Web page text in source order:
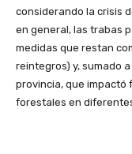
considerando la crisis
en general, las trabas
medidas que restan
reintegros) y, sumado
provincia, que impactó
forestales en